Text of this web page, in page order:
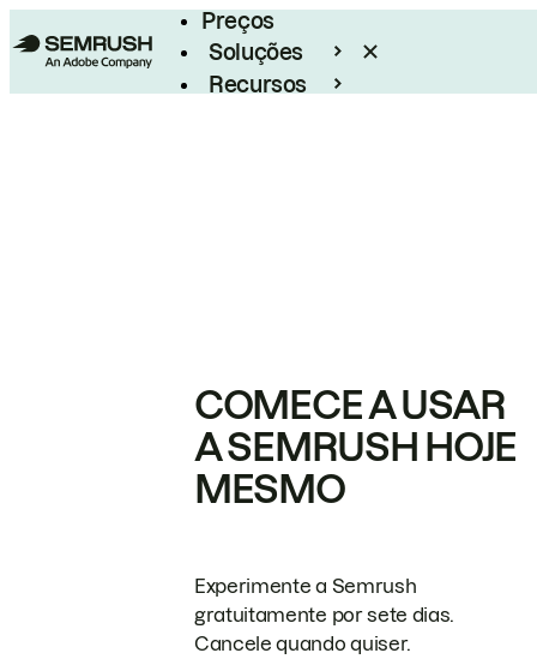
Preços
Soluções
Recursos
COMECE A USAR
A SEMRUSH HOJE
MESMO
Experimente a Semrush
gratuitamente por sete dias.
Cancele quando quiser.